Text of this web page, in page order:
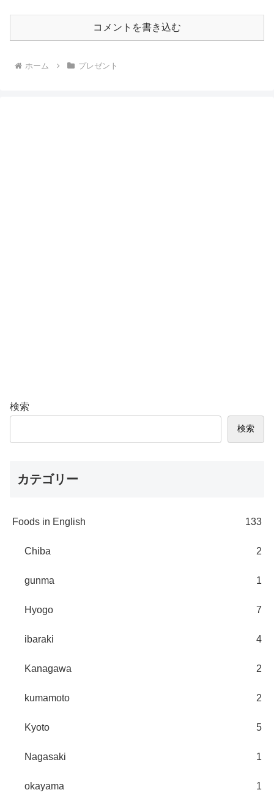
コメントを書き込む
ホーム プレゼント
検索
検索
カテゴリー
Foods in English 133
Chiba 2
gunma 1
Hyogo 7
ibaraki 4
Kanagawa 2
kumamoto 2
Kyoto 5
Nagasaki 1
okayama 1